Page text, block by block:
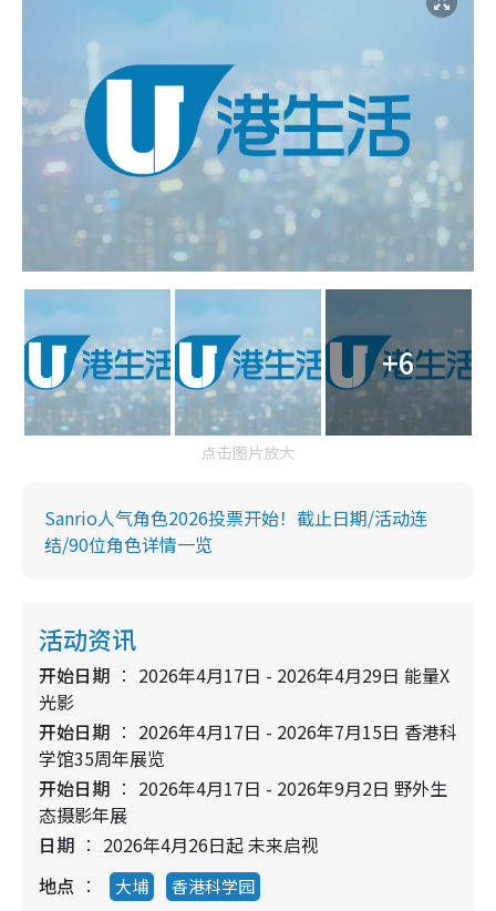
+6
点击图片放大
Sanrio人气角色2026投票开始！截止日期/活动连
结/90位角色详情一览
活动资讯
开始日期
2026年4月17日 - 2026年4月29日 能量X
光影
开始日期
2026年4月17日 - 2026年7月15日 香港科
学馆35周年展览
开始日期
2026年4月17日 - 2026年9月2日 野外生
态摄影年展
日期
2026年4月26日起 未来启视
地点
大埔 香港科学园